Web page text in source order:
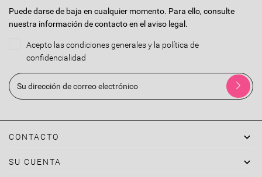
Puede darse de baja en cualquier momento. Para ello, consulte
nuestra información de contacto en el aviso legal.
Acepto las condiciones generales y la política de
confidencialidad
CONTACTO 
SU CUENTA 